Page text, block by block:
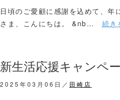
日頃のご愛顧に感謝を込めて、
さま、こんにちは。 &nb… 続き
新生活応援キャンペ
2025年03月06日／ 田崎店